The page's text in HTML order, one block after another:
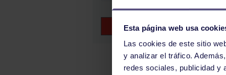
Esta página web usa
Las cookies de este sitio
y analizar el tráfico.
redes sociales, publicidad y
KÁRATE
LUCHA
MONTAÑA
BUSCAR EVENTOS